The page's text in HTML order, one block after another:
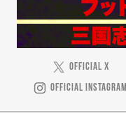
OFFICIAL X
OFFICIAL INSTAGRAM